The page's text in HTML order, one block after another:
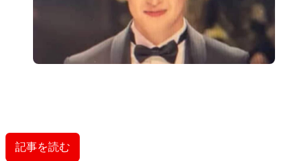
記事を読む